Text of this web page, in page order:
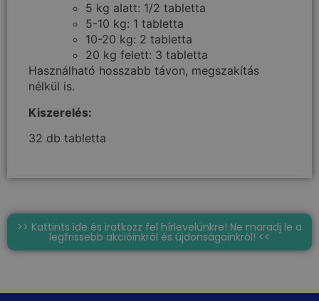
5 kg alatt: 1/2 tabletta
5-10 kg: 1 tabletta
10-20 kg: 2 tabletta
20 kg felett: 3 tabletta
Használható hosszabb távon, megszakítás
nélkül is.
Kiszerelés:
32 db tabletta
>> Kattints ide és iratkozz fel hírlevelünkre! Ne maradj le a
legfrissebb akcióinkról és újdonságainkról! <<